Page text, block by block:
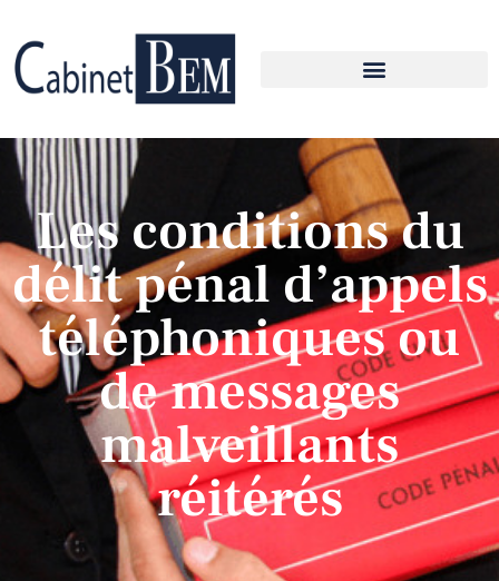
Les conditions du
délit pénal d’appels
téléphoniques ou
de messages
malveillants
réitérés